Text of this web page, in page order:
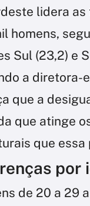
lidera
homens,
Sul (23,2) e
a diretora-
que a
que atinge
que
por
de 20 a 29